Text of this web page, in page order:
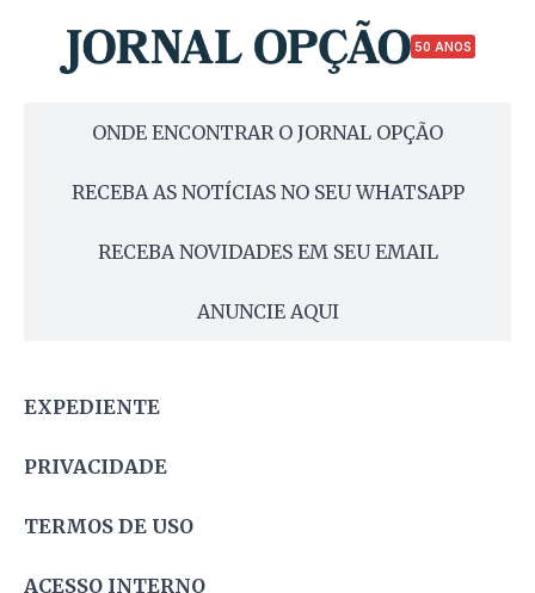
50 ANOS
ONDE ENCONTRAR O JORNAL OPÇÃO
RECEBA AS NOTÍCIAS NO SEU WHATSAPP
RECEBA NOVIDADES EM SEU EMAIL
ANUNCIE AQUI
EXPEDIENTE
PRIVACIDADE
TERMOS DE USO
ACESSO INTERNO